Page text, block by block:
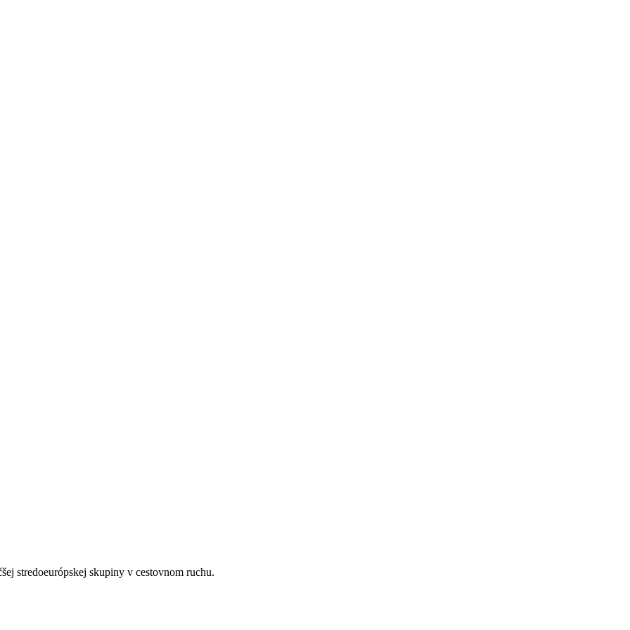
uvedené vybavenie)
stredoeurópskej skupiny v cestovnom ruchu.